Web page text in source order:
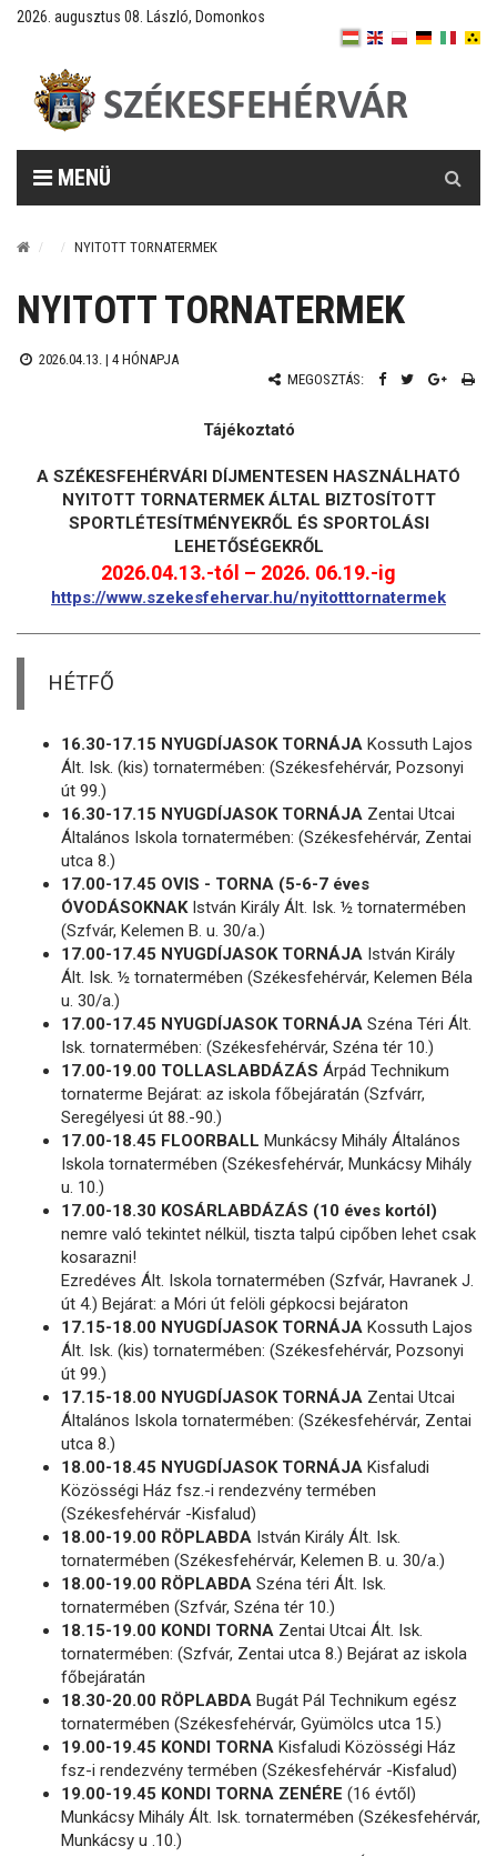
2026. augusztus 08. László, Domonkos
MENÜ
NYITOTT TORNATERMEK
NYITOTT TORNATERMEK
2026.04.13. | 4 HÓNAPJA
MEGOSZTÁS:
Tájékoztató
A SZÉKESFEHÉRVÁRI DÍJMENTESEN HASZNÁLHATÓ
NYITOTT TORNATERMEK ÁLTAL BIZTOSÍTOTT
SPORTLÉTESÍTMÉNYEKRŐL ÉS SPORTOLÁSI
LEHETŐSÉGEKRŐL
2026.04.13.-tól – 2026. 06.19.-ig
https://www.szekesfehervar.hu/nyitotttornatermek
HÉTFŐ
16.30-17.15 NYUGDÍJASOK TORNÁJA Kossuth Lajos
Ált. Isk. (kis) tornatermében: (Székesfehérvár, Pozsonyi
út 99.)
16.30-17.15 NYUGDÍJASOK TORNÁJA Zentai Utcai
Általános Iskola tornatermében: (Székesfehérvár, Zentai
utca 8.)
17.00-17.45 OVIS - TORNA (5-6-7 éves
ÓVODÁSOKNAKIstván Király Ált. Isk. ½ tornatermében
(Szfvár, Kelemen B. u. 30/a.)
17.00-17.45 NYUGDÍJASOK TORNÁJA István Király
Ált. Isk. ½ tornatermében (Székesfehérvár, Kelemen Béla
u. 30/a.)
17.00-17.45 NYUGDÍJASOK TORNÁJA Széna Téri Ált.
Isk. tornatermében: (Székesfehérvár, Széna tér 10.)
17.00-19.00 TOLLASLABDÁZÁS Árpád Technikum
tornaterme Bejárat: az iskola főbejáratán (Szfvárr,
Seregélyesi út 88.-90.)
17.00-18.45 FLOORBALL Munkácsy Mihály Általános
Iskola tornatermében (Székesfehérvár, Munkácsy Mihály
u. 10.)
17.00-18.30 KOSÁRLABDÁZÁS (10 éves kortól)
nemre való tekintet nélkül, tiszta talpú cipőben lehet csak
kosarazni!
Ezredéves Ált. Iskola tornatermében (Szfvár, Havranek J.
út 4.) Bejárat: a Móri út felöli gépkocsi bejáraton
17.15-18.00 NYUGDÍJASOK TORNÁJA Kossuth Lajos
Ált. Isk. (kis) tornatermében: (Székesfehérvár, Pozsonyi
út 99.)
17.15-18.00 NYUGDÍJASOK TORNÁJA Zentai Utcai
Általános Iskola tornatermében: (Székesfehérvár, Zentai
utca 8.)
18.00-18.45 NYUGDÍJASOK TORNÁJA Kisfaludi
Közösségi Ház fsz.-i rendezvény termében
(Székesfehérvár -Kisfalud)
18.00-19.00 RÖPLABDA István Király Ált. Isk.
tornatermében (Székesfehérvár, Kelemen B. u. 30/a.)
18.00-19.00 RÖPLABDA Széna téri Ált. Isk.
tornatermében (Szfvár, Széna tér 10.)
18.15-19.00 KONDI TORNA Zentai Utcai Ált. Isk.
tornatermében: (Szfvár, Zentai utca 8.) Bejárat az iskola
főbejáratán
18.30-20.00 RÖPLABDA Bugát Pál Technikum egész
tornatermében (Székesfehérvár, Gyümölcs utca 15.)
19.00-19.45 KONDI TORNA Kisfaludi Közösségi Ház
fsz-i rendezvény termében (Székesfehérvár -Kisfalud)
19.00-19.45 KONDI TORNA ZENÉRE (16 évtől)
Munkácsy Mihály Ált. Isk. tornatermében (Székesfehérvár,
Munkácsy u .10.)